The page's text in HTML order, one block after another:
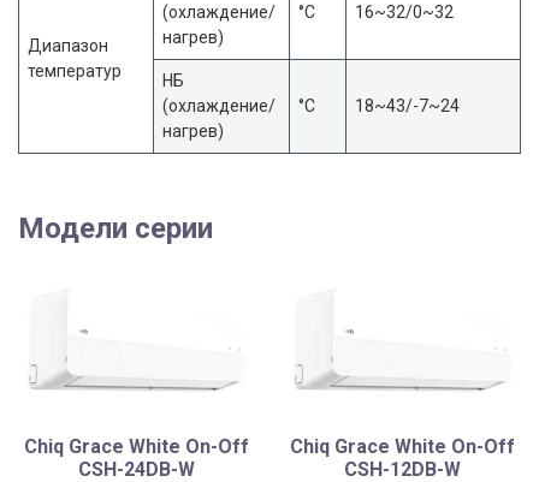
Диапазон
температур
(охлаждение/
нагрев)
°C 16~32/0~32
НБ
(охлаждение/
нагрев)
°C 18~43/-7~24
Модели серии
Chiq Grace White On-Off
CSH-24DB-W
Chiq Grace White On-Off
CSH-12DB-W